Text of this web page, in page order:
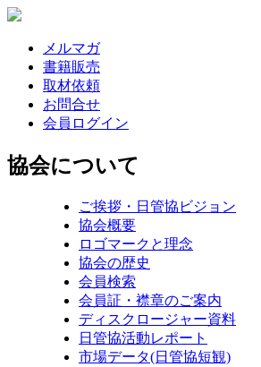
メルマガ
書籍販売
取材依頼
お問合せ
会員ログイン
協会について
ご挨拶・日管協ビジョン
協会概要
ロゴマークと理念
協会の歴史
会員検索
会員証・襟章のご案内
ディスクロージャー資料
日管協活動レポート
市場データ(日管協短観)